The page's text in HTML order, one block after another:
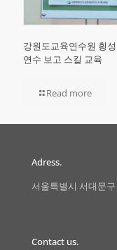
강원도교육연수원 횡
연수 보고 스킬 교육
Read more
Adress.
서울특별시 서대문
Contact us.